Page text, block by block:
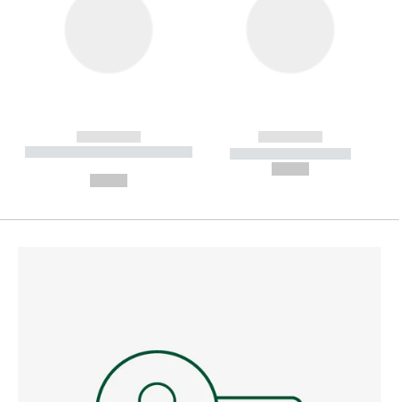
------------
----------- ----------- --------
------------
----------- -----------